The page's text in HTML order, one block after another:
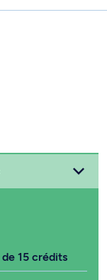
15 crédits